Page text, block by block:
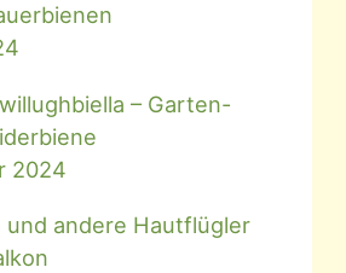
– Garten-
2024
und andere Hautflügler